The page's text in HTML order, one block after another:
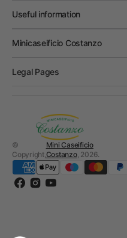
Useful information
Minicaseificio Costanzo
Legal Pages
©
Copyright,
Mini Caseificio
Costanzo, 2026.
Facebook
Instagram
YouTube